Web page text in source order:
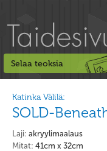
Selaa teoksia
Katinka Välilä:
SOLD-
Laji: akryylimaalaus
Mitat: 41cm x 32cm